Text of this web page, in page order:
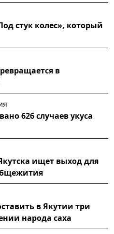
стук колес», который
в
626 случаев укуса
ищет выход для
в Якутии три
народа саха